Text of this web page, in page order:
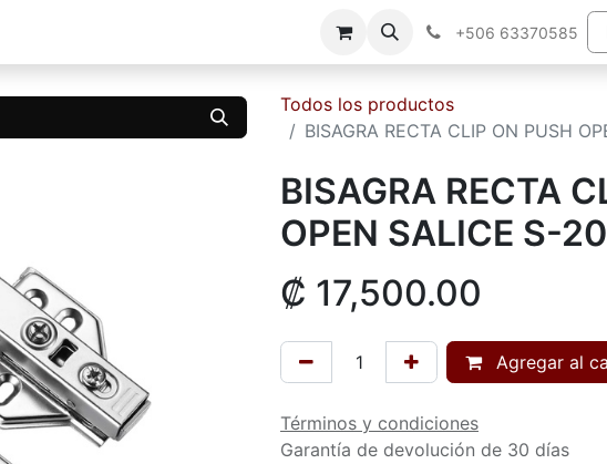
+506 63370585
Todos los productos
BISAGRA RECTA CLIP ON PUSH
BISAGRA RECTA
OPEN SALICE S-
₡ 17,500.00
Agregar al
Términos y condiciones
Garantía de devolución de 30 días